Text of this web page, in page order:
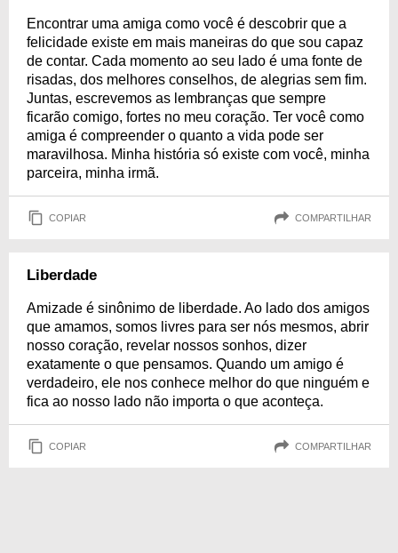
Encontrar uma amiga como você é descobrir que a
felicidade existe em mais maneiras do que sou capaz
de contar. Cada momento ao seu lado é uma fonte de
risadas, dos melhores conselhos, de alegrias sem fim.
Juntas, escrevemos as lembranças que sempre
ficarão comigo, fortes no meu coração. Ter você como
amiga é compreender o quanto a vida pode ser
maravilhosa. Minha história só existe com você, minha
parceira, minha irmã.
COPIAR COMPARTILHAR
Liberdade
Amizade é sinônimo de liberdade. Ao lado dos amigos
que amamos, somos livres para ser nós mesmos, abrir
nosso coração, revelar nossos sonhos, dizer
exatamente o que pensamos. Quando um amigo é
verdadeiro, ele nos conhece melhor do que ninguém e
fica ao nosso lado não importa o que aconteça.
COPIAR COMPARTILHAR